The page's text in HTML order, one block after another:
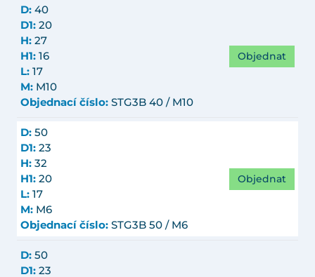
D: 40
D1: 20
H: 27
H1: 16
L: 17
M: M10
Objednací číslo: STG3B 40 / M10
Objednat
D: 50
D1: 23
H: 32
H1: 20
L: 17
M: M6
Objednací číslo: STG3B 50 / M6
Objednat
D: 50
D1: 23